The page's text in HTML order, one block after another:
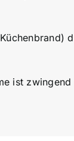
ist